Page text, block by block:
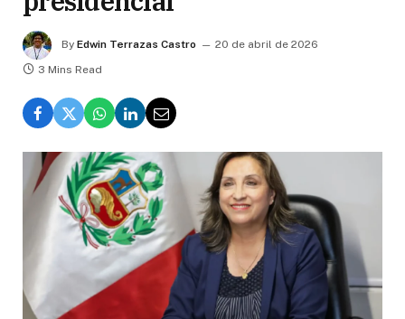
By Edwin Terrazas Castro
20 de abril de 2026
3 Mins Read